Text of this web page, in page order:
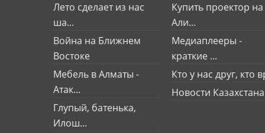
Лето сделает из нас
ша...
Война на Ближнем
Востоке
Мебель в Алматы -
Атак...
Глупый, батенька,
Илош...
Купить проектор на
Али...
Медиаплееры -
краткие ...
Кто у нас друг, кто
Новости Казахстана